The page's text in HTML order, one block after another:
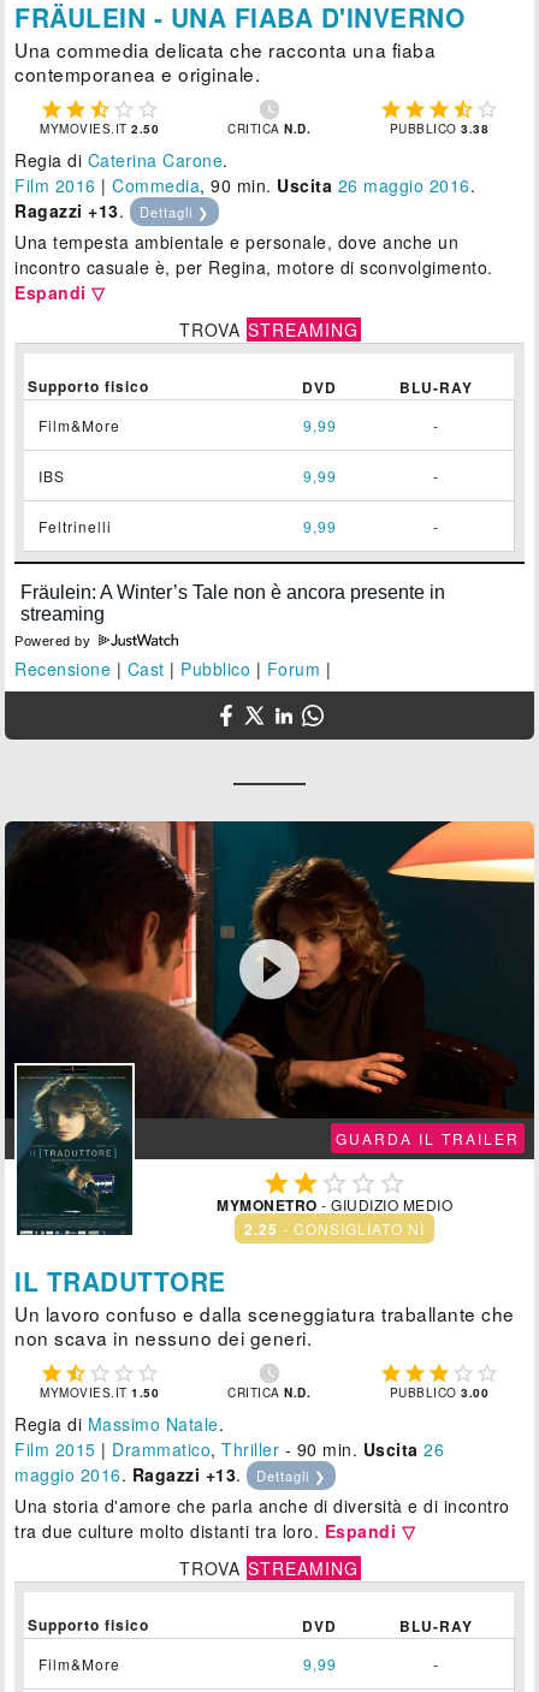
FRÄULEIN - UNA FIABA D'INVERNO
Una commedia delicata che racconta una fiaba
contemporanea e originale.
    
MYMOVIES.IT2.50

CRITICAN.D.
    
PUBBLICO3.38
Regia di Caterina Carone.
Film 2016 |Commedia, 90 min. Uscita 26 maggio 2016.
Ragazzi +13. Dettagli ❯
Una tempesta ambientale e personale, dove anche un
incontro casuale è, per Regina, motore di sconvolgimento.
Espandi ▽
TROVA STREAMING
Supporto fisico DVD BLU-RAY
Film&More 9,99 -
IBS 9,99 -
Feltrinelli 9,99 -
Powered by
Recensione | Cast | Pubblico | Forum |

GUARDA IL TRAILER
   
MYMONETRO - GIUDIZIO MEDIO
2.25 - CONSIGLIATO NÌ
IL TRADUTTORE
Un lavoro confuso e dalla sceneggiatura traballante che
non scava in nessuno dei generi.
    
MYMOVIES.IT1.50

CRITICAN.D.
    
PUBBLICO3.00
Regia di Massimo Natale.
Film 2015 | Drammatico,Thriller - 90 min. Uscita 26
maggio 2016. Ragazzi +13. Dettagli ❯
Una storia d'amore che parla anche di diversità e di incontro
tra due culture molto distanti tra loro. Espandi ▽
TROVA STREAMING
Supporto fisico DVD BLU-RAY
Film&More 9,99 -